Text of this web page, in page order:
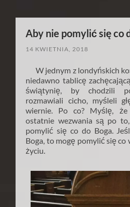
Aby nie pomylić się co
14 KWIETNIA, 2018
W jednym z londyńskich
niedawno tablicę
świątynię, by chodzili
rozmawiali cicho, myśleli
wiernie. Po co? Myślę, że
ostatnie wezwania są po
pomylić się co do Boga.
Boga, to mogę pomylić się co
życiu.